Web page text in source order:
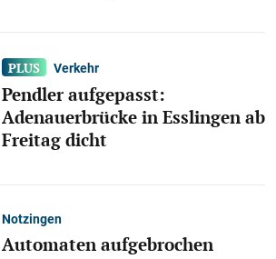
Verkehr
Pendler aufgepasst:
Adenauerbrücke in Esslingen ab
Freitag dicht
Notzingen
Automaten aufgebrochen